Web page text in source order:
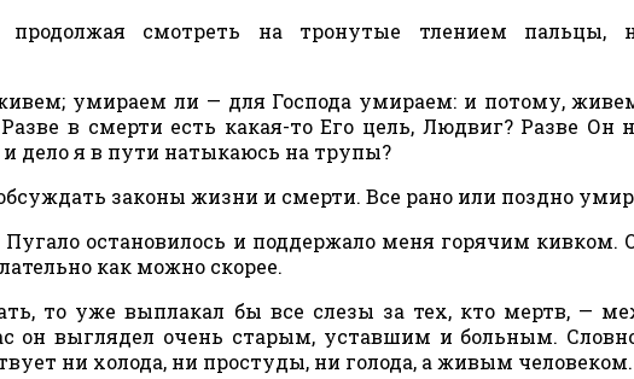
смотреть на тронутые тлением пальцы,
умираем ли — для Господа умираем: и потому,
Разве в смерти есть какая-то Его цель, Людвиг? Разве Он
дело я в пути натыкаюсь на трупы?
законы жизни и смерти. Все рано или поздно
остановилось и поддержало меня горячим кивком.
как можно скорее.
то уже выплакал бы все слезы за тех, кто мертв, —
он выглядел очень старым, уставшим и больным.
ни холода, ни простуды, ни голода, а живым человеком.